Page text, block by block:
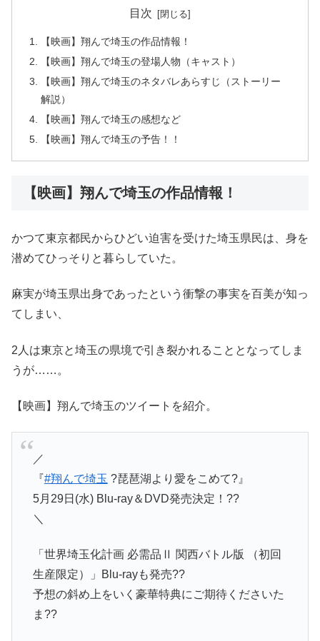
目次
【映画】翔んで埼玉の作品情報！
【映画】翔んで埼玉の登場人物（キャスト）
【映画】翔んで埼玉のネタバレあらすじ（ストーリー
解説）
【映画】翔んで埼玉の感想など
【映画】翔んで埼玉の予告！！
【映画】翔んで埼玉の作品情報！
かつて東京都民からひどい迫害を受けた埼玉県民は、身を
潜めてひっそりと暮らしていた。
麻実が埼玉県出身であったという衝撃の事実を百美が知っ
てしまい、
2人は東京と埼玉の県境で引き裂かれることとなってしま
うが……。
【映画】翔んで埼玉のツイートを紹介。
／
『#翔んで埼玉 ?琵琶湖より愛をこめて?』
5月29日(水) Blu-ray＆DVD発売決定！??
＼
「世界埼玉化計画 必需品Ⅱ 関西バトル版 （初回
生産限定）」Blu-rayも発売??
予想の斜め上をいく豪華特典にご期待くださいた
ま??